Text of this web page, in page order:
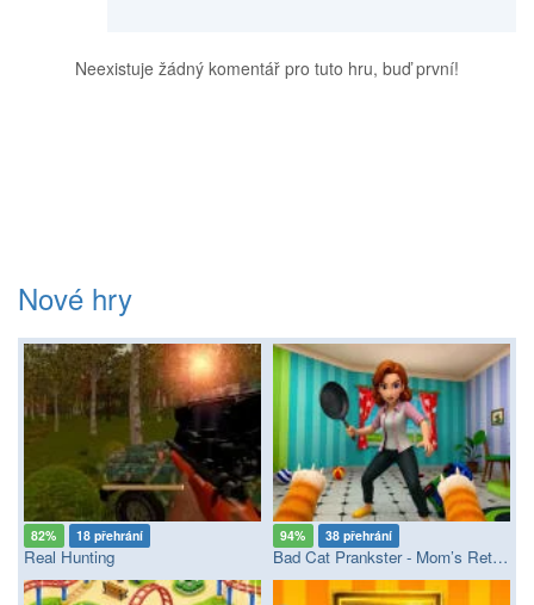
Neexistuje žádný komentář pro tuto hru, buď první!
Nové hry
82% 18 přehrání
Real Hunting
94% 38 přehrání
Bad Cat Prankster - Mom’s Return